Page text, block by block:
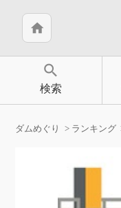
home
search
検索
ダムめぐり ランキング